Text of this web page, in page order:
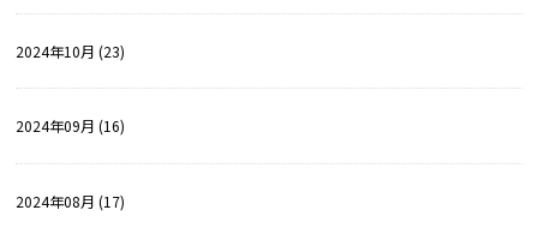
2024年10月 (23)
2024年09月 (16)
2024年08月 (17)